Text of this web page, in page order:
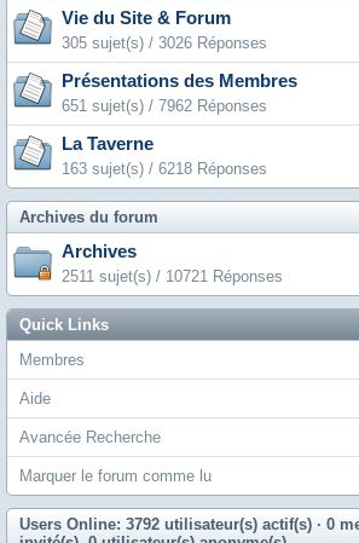
Vie du Site & Forum
305 sujet(s) / 3026 Réponses
Présentations des Membres
651 sujet(s) / 7962 Réponses
La Taverne
163 sujet(s) / 6218 Réponses
Archives du forum
Archives
2511 sujet(s) / 10721 Réponses
Quick Links
Membres
Aide
Avancée Recherche
Marquer le forum comme lu
Users Online: 3792 utilisateur(s) actif(s) · 0